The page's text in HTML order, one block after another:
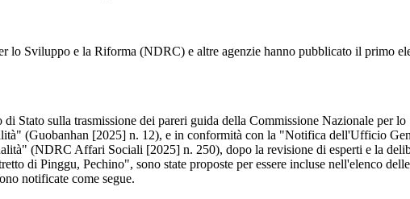
lo Sviluppo e la Riforma (NDRC) e altre agenzie hanno pubblicato il primo
Stato sulla trasmissione dei pareri guida della Commissione Nazionale per
(Guobanhan [2025] n. 12), e in conformità con la "Notifica dell'Ufficio
(NDRC Affari Sociali [2025] n. 250), dopo la revisione di esperti e la
di Pinggu, Pechino", sono state proposte per essere incluse nell'elenco
notificate come segue.